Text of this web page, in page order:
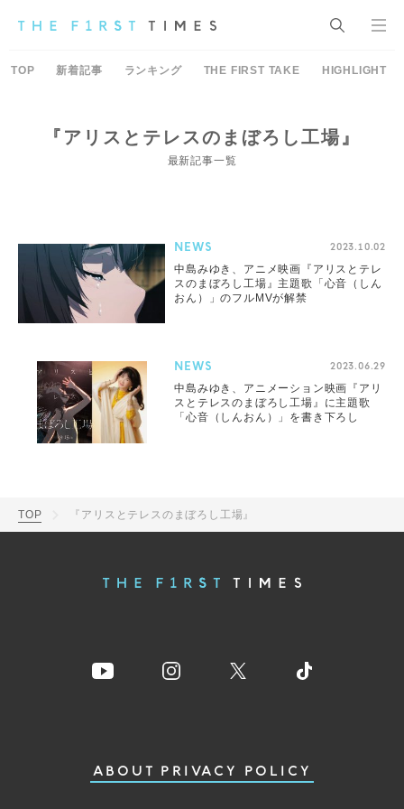
TOP 新着記事 ランキング THE FIRST TAKE HIGHLIGHT
『アリスとテレスのまぼろし工場』
最新記事一覧
NEWS 2023.10.02
中島みゆき、アニメ映画『アリスとテレ
スのまぼろし工場』主題歌「心音（しん
おん）」のフルMVが解禁
NEWS 2023.06.29
中島みゆき、アニメーション映画『アリ
スとテレスのまぼろし工場』に主題歌
「心音（しんおん）」を書き下ろし
TOP 『アリスとテレスのまぼろし工場』
ABOUT PRIVACY POLICY